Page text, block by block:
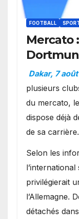
FOOTBALL
Mercato
en
Ibrahim
Dakar, 7
plusieurs
du mercato,
dispose déjà
de sa carrière.
Selon les
l’international
privilégierait
l’Allemagne.
détachés